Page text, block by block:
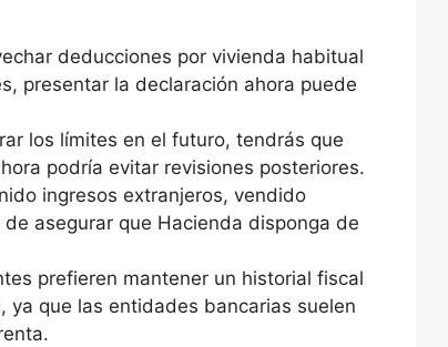
deducciones por vivienda habitual
presentar la declaración ahora puede
los límites en el futuro, tendrás que
podría evitar revisiones posteriores.
ingresos extranjeros, vendido
asegurar que Hacienda disponga de
prefieren mantener un historial fiscal
ya que las entidades bancarias suelen